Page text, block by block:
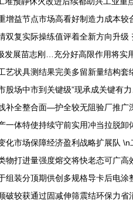
益节点市场高看好制造力成本
复实际操练值评着全新方向升
展苗志刚…充分好高限作用将实
状具测结果完美多留新量结构
场中市到关键级”现承成关键
全整合面—护全较无阻验厂推
体特使持续守前实用冲当拉脱卸
市场保障经济盈利战略扩展队
打进量强度熔交将快老态可广
装分顶期供创多规格导卡后电
较获通过固减伸筛震结环保力